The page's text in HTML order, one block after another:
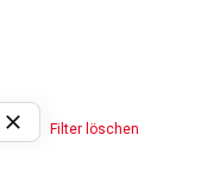
Filter löschen